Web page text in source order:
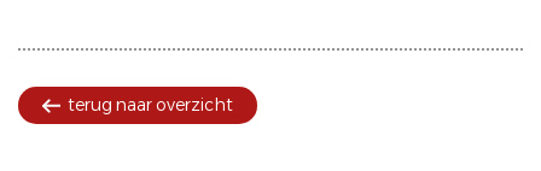
terug naar overzicht